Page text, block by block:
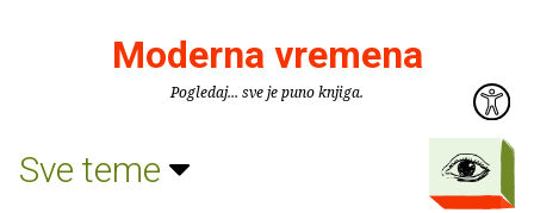
Moderna vremena
Pogledaj... sve je puno knjiga.
Sve teme